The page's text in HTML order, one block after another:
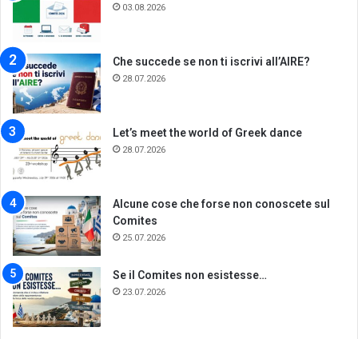
03.08.2026
Che succede se non ti iscrivi all’AIRE?
28.07.2026
Let’s meet the world of Greek dance
28.07.2026
Alcune cose che forse non conoscete sul
Comites
25.07.2026
Se il Comites non esistesse…
23.07.2026